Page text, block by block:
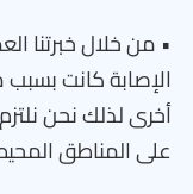
• من خلال خبرتنا
الإصابة كانت
أخرى لذلك نحن
على المناطق